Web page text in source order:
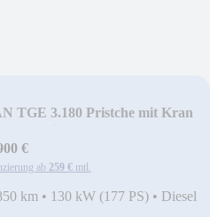
TGE 3.180 Pristche mit Kran
€
ab 259 € mtl.
km • 130 kW (177 PS) • Diesel